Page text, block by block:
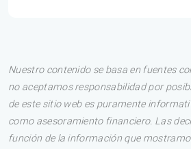
Nuestro contenido se basa en fuentes
no aceptamos responsabilidad por
de este sitio web es puramente
como asesoramiento financiero. Las
función de la información que